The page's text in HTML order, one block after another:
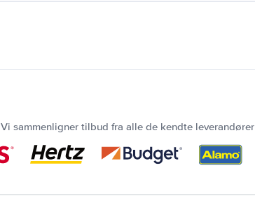
Vi sammenligner tilbud fra alle de kendte leverandører